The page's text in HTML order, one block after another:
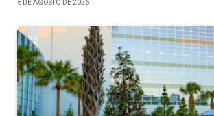
6 DE AGOSTO DE 2026